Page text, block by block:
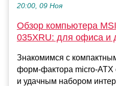
20:00, 09 Ноя
Обзор компьютера
035XRU: для офиса и
Знакомимся с
форм-фактора micro-
и удачным набором